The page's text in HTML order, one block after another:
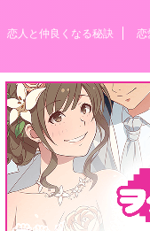
恋人と仲良くなる秘訣 恋